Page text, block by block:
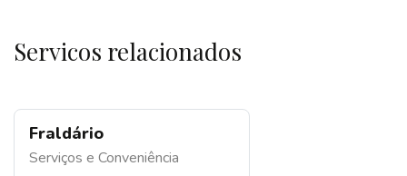
Servicos relacionados
Fraldário
Serviços e Conveniência